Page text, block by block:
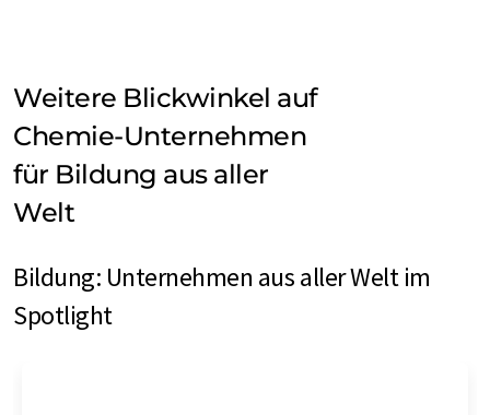
Weitere Blickwinkel auf
Chemie-Unternehmen
für Bildung aus aller
Welt
Bildung: Unternehmen aus aller Welt im
Spotlight